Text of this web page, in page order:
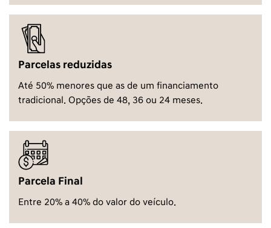
Parcelas reduzidas
Até 50% menores que as de um financiamento
tradicional. Opções de 48, 36 ou 24 meses.
Parcela Final
Entre 20% a 40% do valor do veículo.